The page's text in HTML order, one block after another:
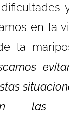
en la
la
las